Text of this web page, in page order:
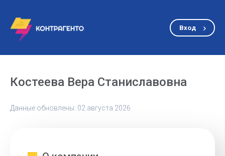
Вход
Костеева Вера Станиславовна
Данные обновлены: 02 августа 2026